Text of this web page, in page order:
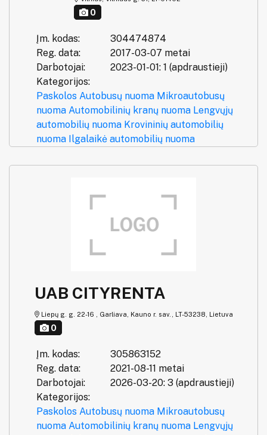
0
Įm. kodas:
304474874
Reg. data:
2017-03-07 metai
Darbotojai:
2023-01-01: 1 (apdraustieji)
Kategorijos:
Paskolos Autobusų nuoma Mikroautobusų
nuoma Automobilinių kranų nuoma Lengvųjų
automobilių nuoma Krovininių automobilių
nuoma Ilgalaikė automobilių nuoma
UAB CITYRENTA
Liepų g. g. 22-16 , Garliava, Kauno r. sav., LT-53238, Lietuva
0
Įm. kodas:
305863152
Reg. data:
2021-08-11 metai
Darbotojai:
2026-03-20: 3 (apdraustieji)
Kategorijos:
Paskolos Autobusų nuoma Mikroautobusų
nuoma Automobilinių kranų nuoma Lengvųjų